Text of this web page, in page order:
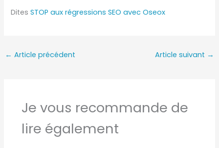
DitesSTOP aux régressions SEO avec Oseox
← Article précédent Article suivant →
Je vous recommande de
lire également